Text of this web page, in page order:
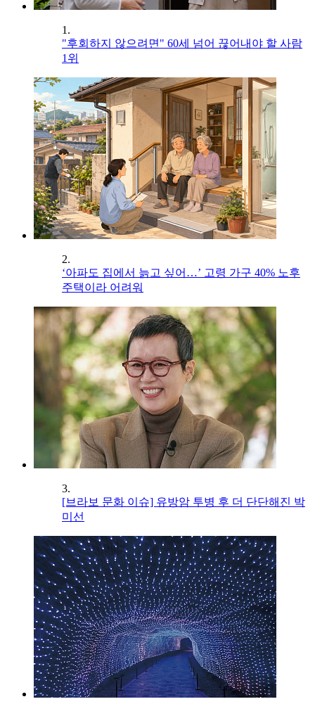
1.
"후회하지 않으려면" 60세 넘어 끊어내야 할 사람
1위
2.
‘아파도 집에서 늙고 싶어…’ 고령 가구 40% 노후
주택이라 어려워
3.
[브라보 문화 이슈] 유방암 투병 후 더 단단해진 박
미선